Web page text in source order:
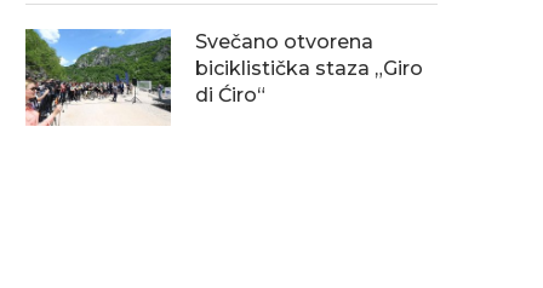
Svečano otvorena
biciklistička staza „Giro
di Ćiro“